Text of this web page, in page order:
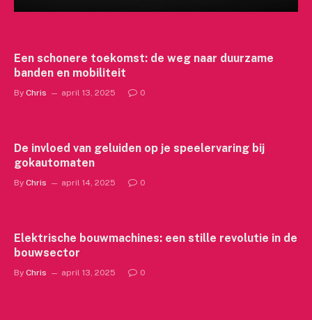
Een schonere toekomst: de weg naar duurzame
banden en mobiliteit
By Chris april 13, 2025 0
De invloed van geluiden op je speelervaring bij
gokautomaten
By Chris april 14, 2025 0
Elektrische bouwmachines: een stille revolutie in de
bouwsector
By Chris april 13, 2025 0